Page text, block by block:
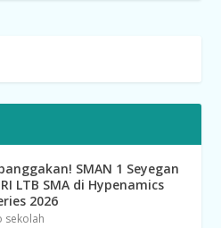
SMAN 1 Seyegan
LTB SMA di Hypenamics
2026
sekolah